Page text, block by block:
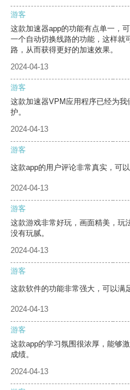
游客
这款加速器app的功能有点单一，
一个自动切换线路的功能，这样就
路，从而获得更好的加速效果。
2024-04-13
游客
这款加速器VPM应用程序已经为
护。
2024-04-13
游客
这款app的用户评论非常真实，可
2024-04-13
游客
这款游戏非常好玩，画面精美，玩
没有玩腻。
2024-04-13
游客
这款软件的功能非常强大，可以满
2024-04-13
游客
这款app的学习氛围很浓厚，能够
成绩。
2024-04-13